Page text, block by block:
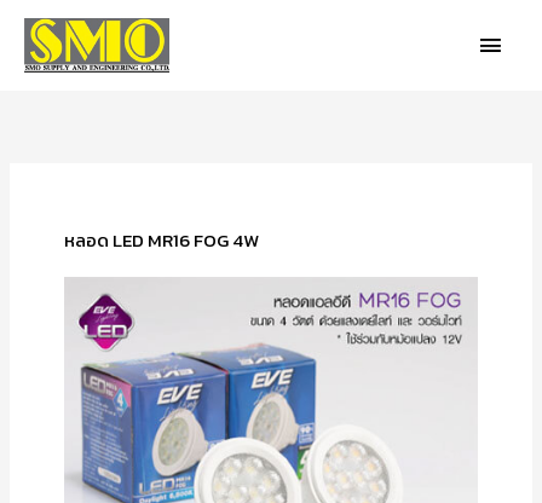
Skip
content
หลอด LED MR16 FOG 4W